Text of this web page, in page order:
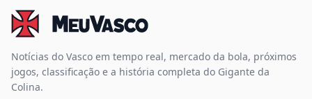
Notícias do Vasco em tempo real, mercado da bola, próximos
jogos, classificação e a história completa do Gigante da
Colina.